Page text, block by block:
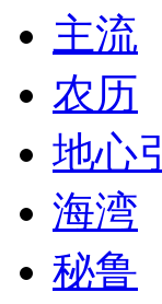
主流
农历
地心
海湾
秘鲁